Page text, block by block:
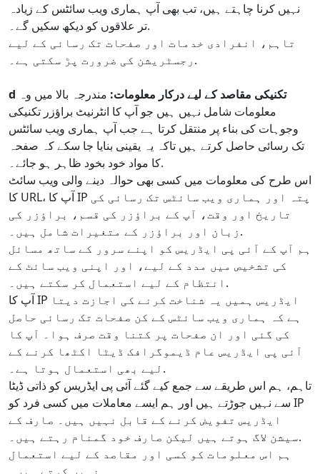
نہیں کرنا چاہتے ہیں، تب بھی آپ ہماری ویب سائٹس کے زیادہ
تر علاقوں کو دیکھ سکیں گے۔.
تاہم، انفرادی خدمات اور صفحات تک رسائی کے لیے
رجسٹریشن کی ضرورت پڑ سکتی ہے۔.
d تکنیکی مقاصد کے لیے درکار معلومات: مندرجہ بالا میں وہ
معلومات شامل نہیں ہیں جو آپ کا انٹرنیٹ براؤزر تکنیکی
وجوہات کی بناء پر منتقل کرتا ہے جب آپ ہماری ویب سائٹس
تک رسائی حاصل کرتے ہیں تاکہ یہ یقینی بنایا جا سکے کہ صفحہ
کا مواد خود بخود ظاہر ہو جائے۔.
اس طرح کی معلومات میں کسی بھی حوالہ دینے والی ویب سائٹ
کا URL، آپ کا IP پتہ اور ہماری ویب سائٹس تک رسائی کی
تاریخ اور وقت، آپ کے براؤزر کی قسم، براؤزر کی
زبان اور براؤزر کے متغیرات شامل ہیں۔.
ہم آپ کے آئی پی ایڈریس کو اپنے سرور کے ساتھ مسائل
کی تشخیص میں مدد کے لیے، اور اپنی ویب سائٹ کے
انتظام کے لیے استعمال کر سکتے ہیں۔.
آپ کا IP ایڈریس ہمیں یہ شناخت کرنے کی اجازت دیتا
ہے کہ ہماری ویب سائٹس کے کن صفحات تک رسائی حاصل
کی گئی اور ان صفحات پر کتنا وقت صرف ہوا۔ آپ کا
آئی پی ایڈریس عام ڈیموگرافک ڈیٹا اکٹھا کرنے کے
لیے بھی استعمال ہوتا ہے۔.
تاہم، ہم اس طریقے سے جمع کیے گئے آئی پی ایڈریس کو ذاتی ڈیٹا
سے نہیں جوڑتے ہیں اور ہم ایسے معاملات میں کسی فرد کو IP
ایڈریس تفویض کرنے کے قابل نہیں ہیں۔ صارف کے
سیشن لاگ ہوتے ہیں لیکن صارف خود گمنام رہتے ہیں۔.
ہم اس معلومات کو کسی اور مقاصد کے لیے استعمال